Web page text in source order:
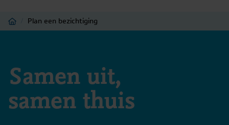
Home Plan een bezichtiging
Samen uit,
samen thuis